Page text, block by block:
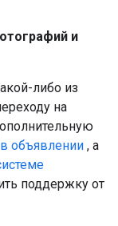
и
либо из
на
в объявлении , а
поддержку от